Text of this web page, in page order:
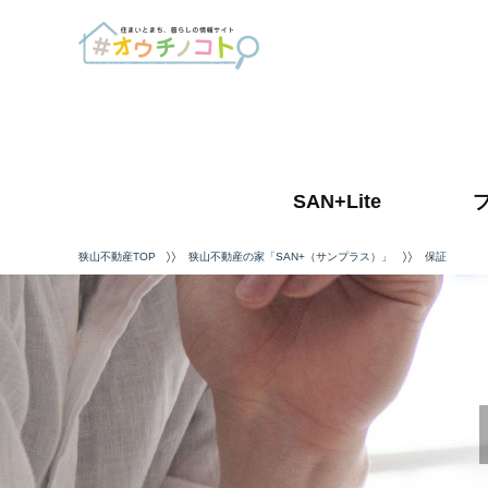
SAN+Lite
狭山不動産TOP 狭山不動産の家「SAN+（サンプラス）」 保証